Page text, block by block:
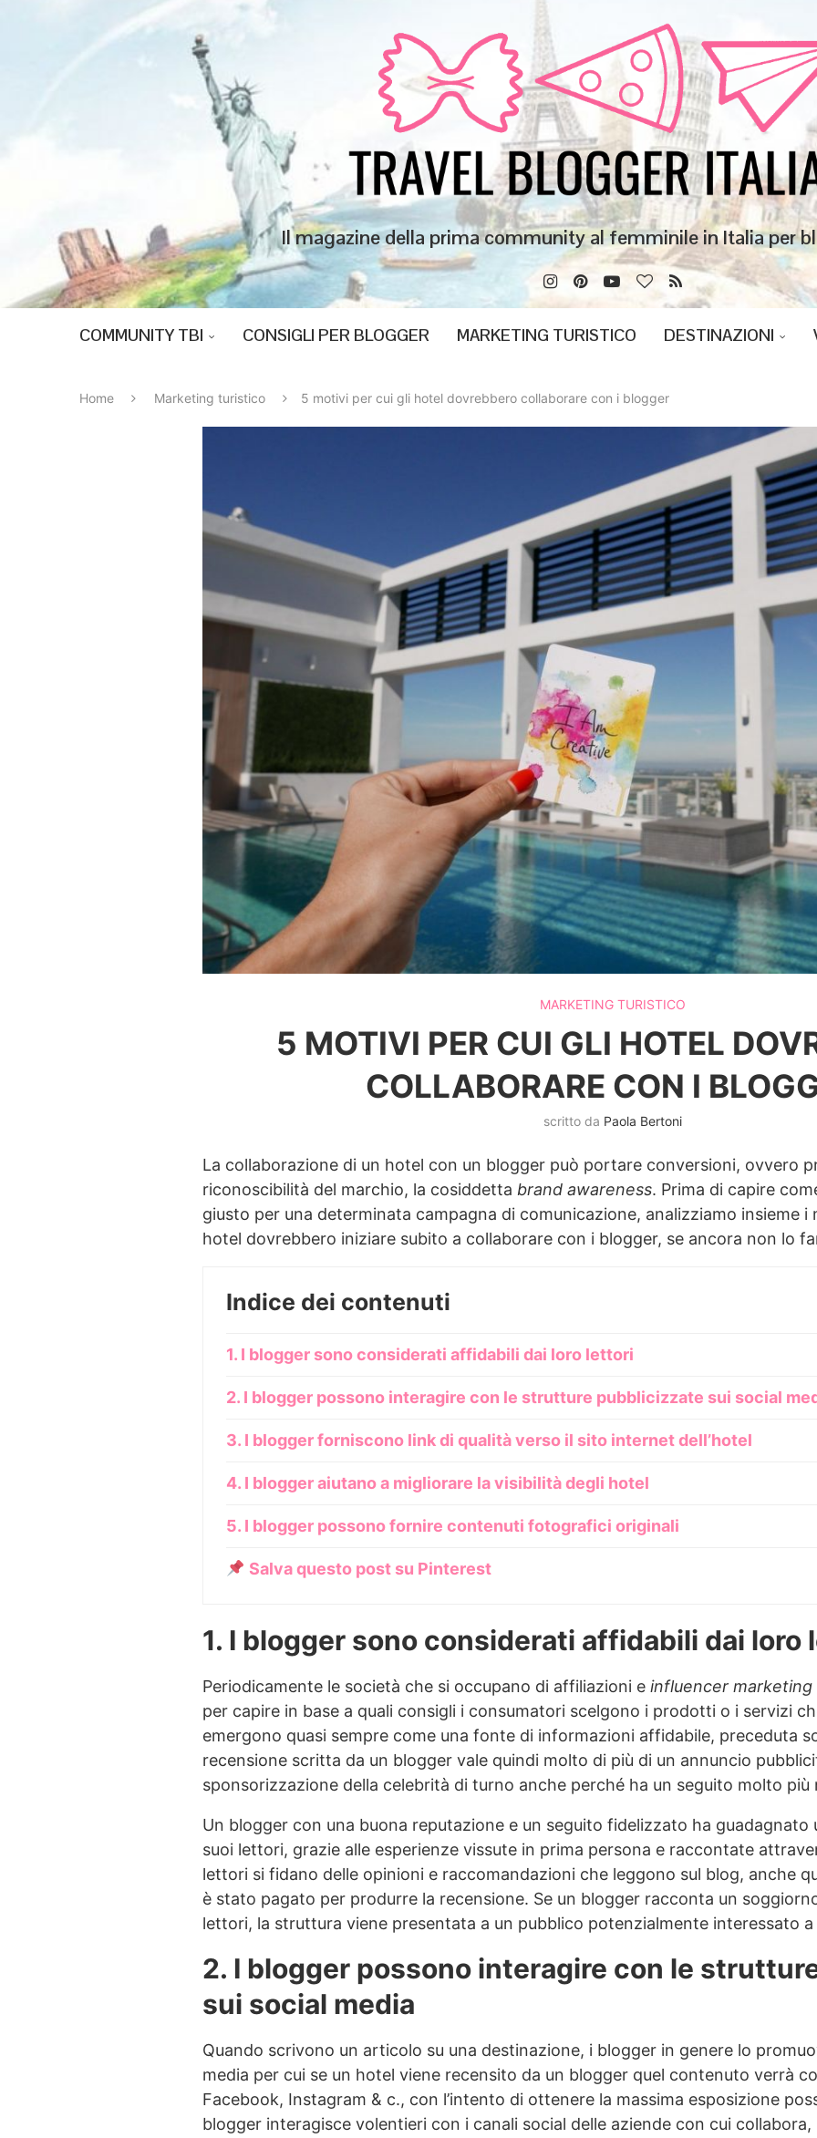
Il magazine della prima community al femminile in Italia per
COMMUNITY TBI CONSIGLI PER BLOGGER MARKETING TURISTICO DESTINAZIONI
Home Marketing turistico 5 motivi per cui gli hotel dovrebbero collaborare con i blogger
MARKETING TURISTICO
5 MOTIVI PER CUI GLI HOTEL
COLLABORARE CON I
scritto da Paola Bertoni
La collaborazione di un hotel con un blogger può portare conversioni, ovvero
riconoscibilità del marchio, la cosiddetta brand awareness. Prima di capire
giusto per una determinata campagna di comunicazione, analizziamo insieme i
hotel dovrebbero iniziare subito a collaborare con i blogger, se ancora non lo
Indice dei contenuti
1. I blogger sono considerati affidabili dai loro lettori
2. I blogger possono interagire con le strutture pubblicizzate sui social
3. I blogger forniscono link di qualità verso il sito internet dell’hotel
4. I blogger aiutano a migliorare la visibilità degli hotel
5. I blogger possono fornire contenuti fotografici originali
Salva questo post su Pinterest
1. I blogger sono considerati affidabili dai loro
Periodicamente le società che si occupano di affiliazioni e influencer marketing
per capire in base a quali consigli i consumatori scelgono i prodotti o i servizi
emergono quasi sempre come una fonte di informazioni affidabile, preceduta
recensione scritta da un blogger vale quindi molto di più di un annuncio
sponsorizzazione della celebrità di turno anche perché ha un seguito molto più
Un blogger con una buona reputazione e un seguito fidelizzato ha guadagnato
suoi lettori, grazie alle esperienze vissute in prima persona e raccontate
lettori si fidano delle opinioni e raccomandazioni che leggono sul blog, anche
è stato pagato per produrre la recensione. Se un blogger racconta un
lettori, la struttura viene presentata a un pubblico potenzialmente interessato
2. I blogger possono interagire con le
sui social media
Quando scrivono un articolo su una destinazione, i blogger in genere lo
media per cui se un hotel viene recensito da un blogger quel contenuto verrà
Facebook, Instagram & c., con l’intento di ottenere la massima esposizione
blogger interagisce volentieri con i canali social delle aziende con cui